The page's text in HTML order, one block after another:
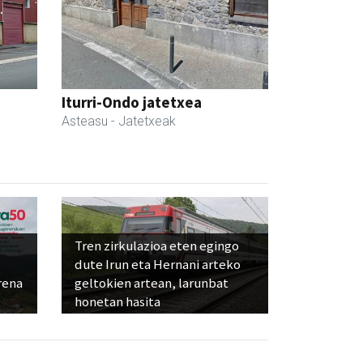
Iturri-Ondo jatetxea
Asteasu - Jatetxeak
Tren zirkulazioa eten egingo
dute Irun eta Hernani arteko
geltokien artean, larunbat
honetan hasita